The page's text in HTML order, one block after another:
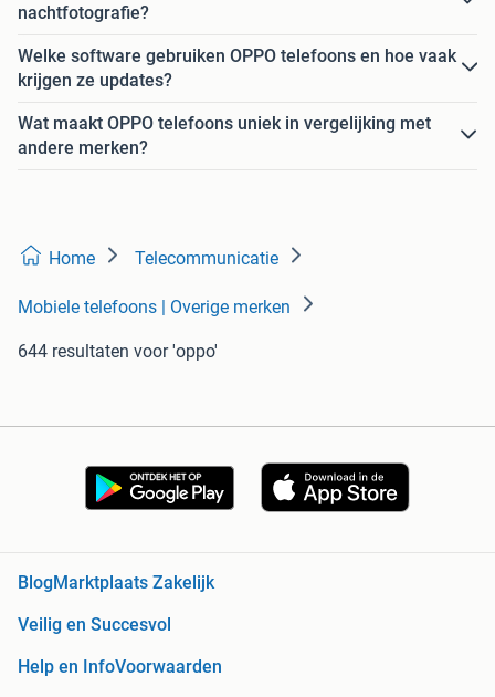
nachtfotografie?
Welke software gebruiken OPPO telefoons en hoe vaak
krijgen ze updates?
Wat maakt OPPO telefoons uniek in vergelijking met
andere merken?
Home Telecommunicatie
Mobiele telefoons | Overige merken
644 resultaten voor 'oppo'
BlogMarktplaats Zakelijk
Veilig en Succesvol
Help en InfoVoorwaarden